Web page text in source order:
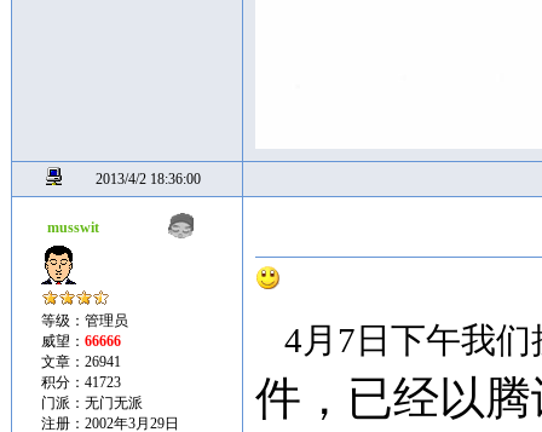
2013/4/2 18:36:00
musswit
等级：管理员
威望： 66666
文章：26941
积分：41723
门派：无门无派
注册：2002年3月29日
4月7日下午我
件，已经以